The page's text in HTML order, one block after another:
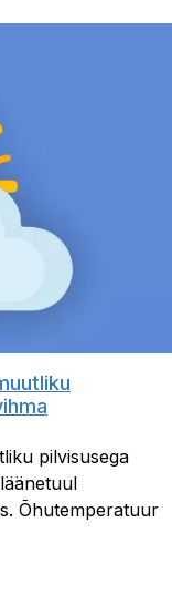
pilvisusega
Õhutemperatuur